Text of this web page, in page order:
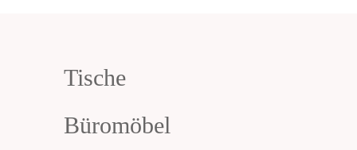
Tische
Büromöbel